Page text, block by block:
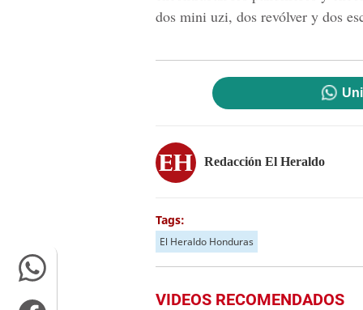
dos mini uzi, dos revólver y dos
Redacción El Heraldo
Tags:
El Heraldo Honduras
VIDEOS RECOMENDADOS